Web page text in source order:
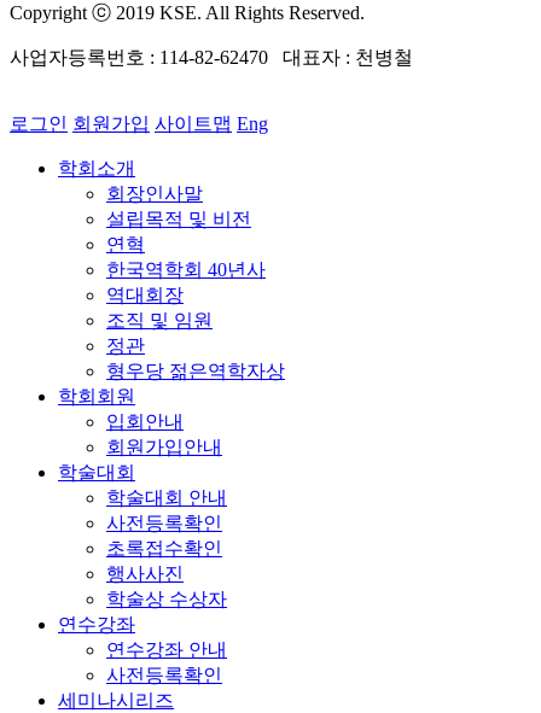
Copyright ⓒ 2019 KSE. All Rights Reserved.
사업자등록번호 : 114-82-62470 대표자 : 천병철
로그인 회원가입 사이트맵 Eng
학회소개
회장인사말
설립목적 및 비전
연혁
한국역학회 40년사
역대회장
조직 및 임원
정관
형우당 젊은역학자상
학회회원
입회안내
회원가입안내
학술대회
학술대회 안내
사전등록확인
초록접수확인
행사사진
학술상 수상자
연수강좌
연수강좌 안내
사전등록확인
세미나시리즈